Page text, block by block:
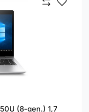
(8-gen.) 1,7